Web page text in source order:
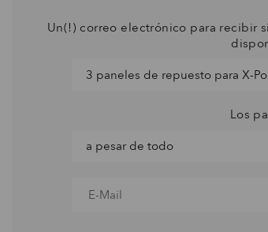
Un(!) correo electrónico para recibir
Los